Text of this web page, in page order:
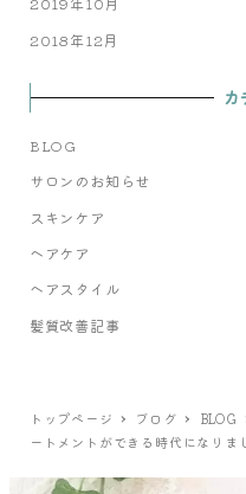
2018年12月
BLOG
サロンのお知らせ
スキンケア
ヘアケア
ヘアスタイル
髪質改善記事
トップページ ブログ BLOG
ートメントができる時代になりま